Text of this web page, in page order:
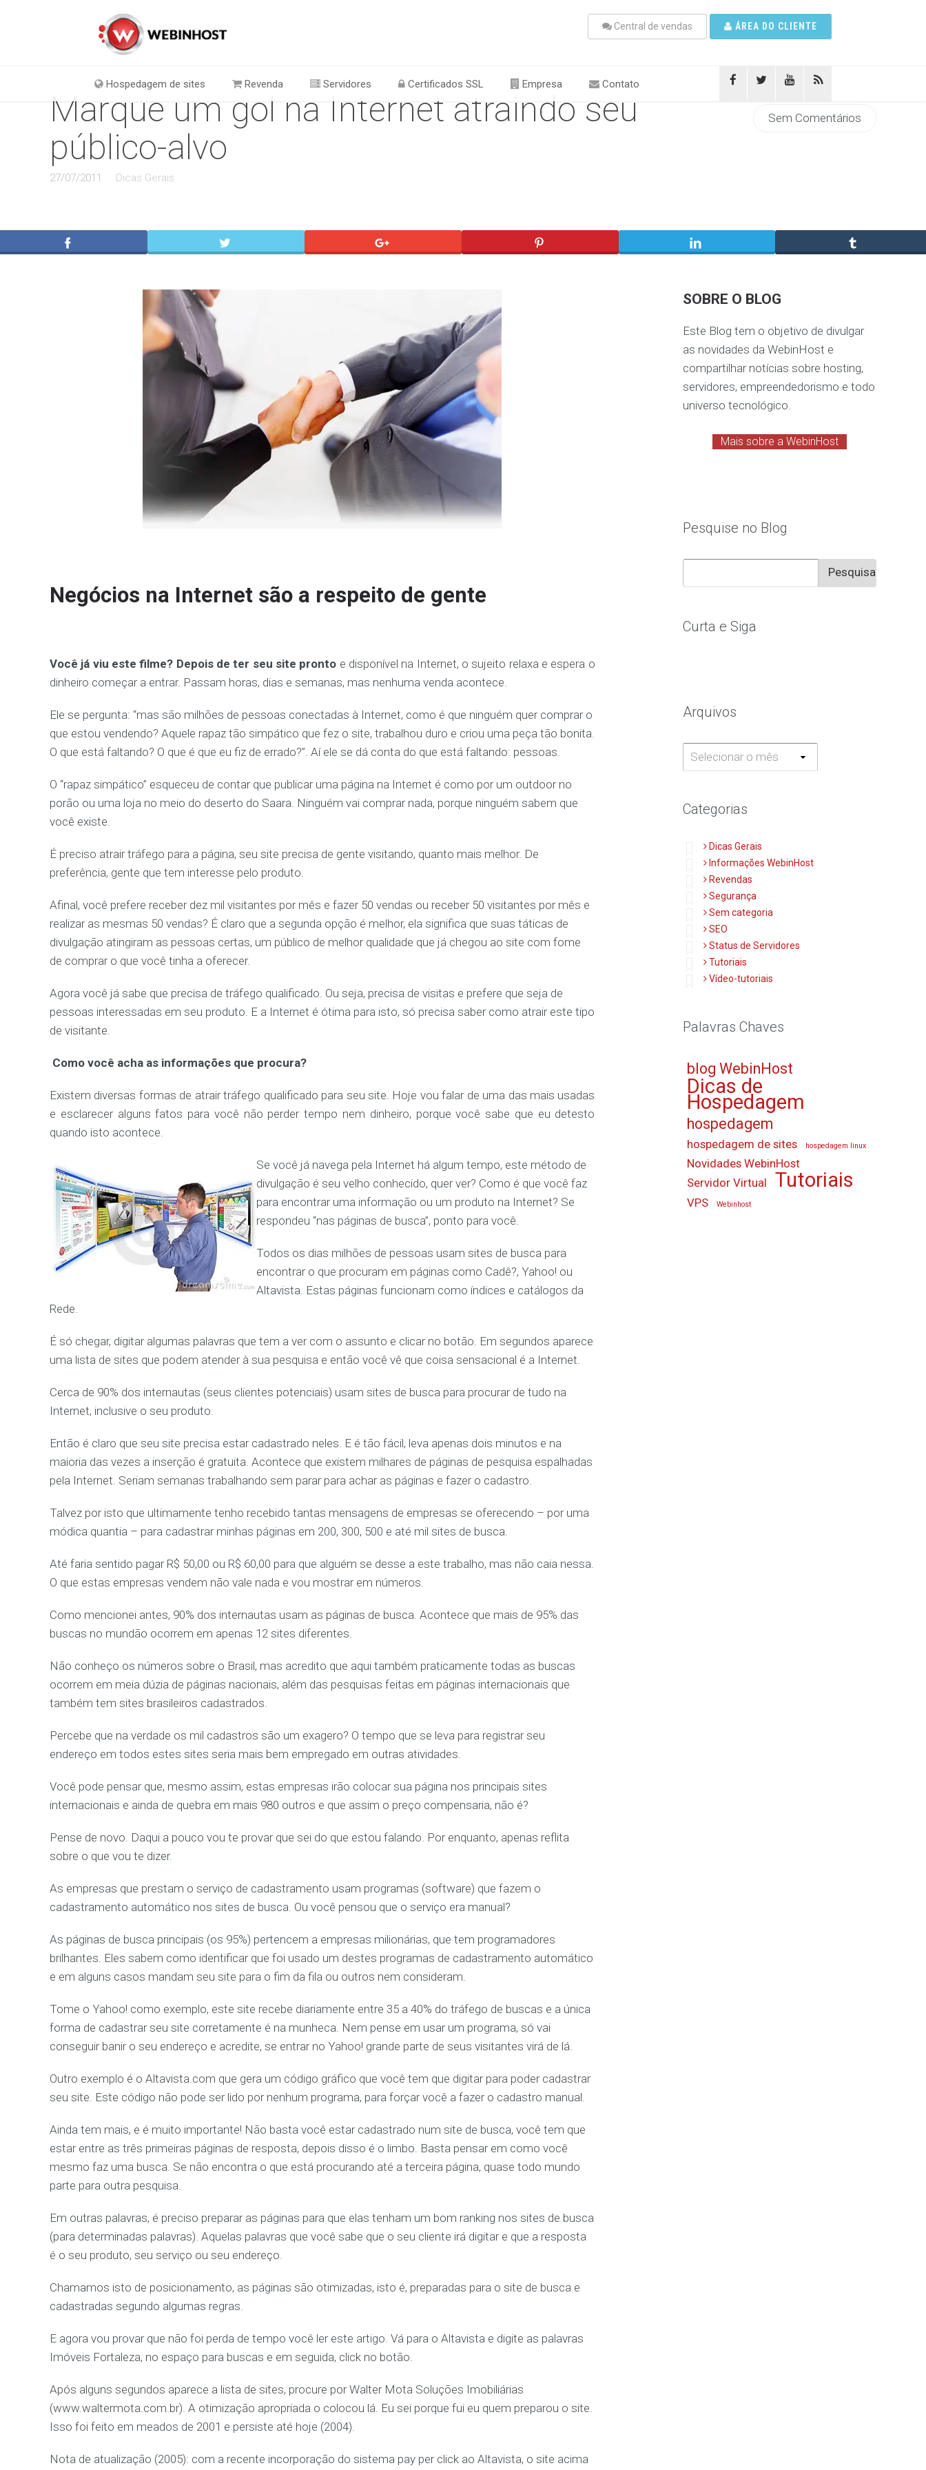
Central de vendas ÁREA DO CLIENTE
Hospedagem de sites Revenda Servidores Certificados SSL Empresa Contato
Marque um gol na Internet atraindo seu
público-alvo
27/07/2011 Dicas Gerais
Sem Comentários
Negócios na Internet são a respeito de gente
Você já viu este filme? Depois de ter seu site pronto e disponível na Internet, o sujeito relaxa e espera o
dinheiro começar a entrar. Passam horas, dias e semanas, mas nenhuma venda acontece.
Ele se pergunta: “mas são milhões de pessoas conectadas à Internet, como é que ninguém quer comprar o
que estou vendendo? Aquele rapaz tão simpático que fez o site, trabalhou duro e criou uma peça tão bonita.
O que está faltando? O que é que eu fiz de errado?”. Aí ele se dá conta do que está faltando: pessoas.
O “rapaz simpático” esqueceu de contar que publicar uma página na Internet é como por um outdoor no
porão ou uma loja no meio do deserto do Saara. Ninguém vai comprar nada, porque ninguém sabem que
você existe.
É preciso atrair tráfego para a página, seu site precisa de gente visitando, quanto mais melhor. De
preferência, gente que tem interesse pelo produto.
Afinal, você prefere receber dez mil visitantes por mês e fazer 50 vendas ou receber 50 visitantes por mês e
realizar as mesmas 50 vendas? É claro que a segunda opção é melhor, ela significa que suas táticas de
divulgação atingiram as pessoas certas, um público de melhor qualidade que já chegou ao site com fome
de comprar o que você tinha a oferecer.
Agora você já sabe que precisa de tráfego qualificado. Ou seja, precisa de visitas e prefere que seja de
pessoas interessadas em seu produto. E a Internet é ótima para isto, só precisa saber como atrair este tipo
de visitante.
Como você acha as informações que procura?
Existem diversas formas de atrair tráfego qualificado para seu site. Hoje vou falar de uma das mais usadas
e esclarecer alguns fatos para você não perder tempo nem dinheiro, porque você sabe que eu detesto
quando isto acontece.
Se você já navega pela Internet há algum tempo, este método de
divulgação é seu velho conhecido, quer ver? Como é que você faz
para encontrar uma informação ou um produto na Internet? Se
respondeu “nas páginas de busca”, ponto para você.
Todos os dias milhões de pessoas usam sites de busca para
encontrar o que procuram em páginas como Cadê?, Yahoo! ou
Altavista. Estas páginas funcionam como índices e catálogos da
Rede.
É só chegar, digitar algumas palavras que tem a ver com o assunto e clicar no botão. Em segundos aparece
uma lista de sites que podem atender à sua pesquisa e então você vê que coisa sensacional é a Internet.
Cerca de 90% dos internautas (seus clientes potenciais) usam sites de busca para procurar de tudo na
Internet, inclusive o seu produto.
Então é claro que seu site precisa estar cadastrado neles. E é tão fácil, leva apenas dois minutos e na
maioria das vezes a inserção é gratuita. Acontece que existem milhares de páginas de pesquisa espalhadas
pela Internet. Seriam semanas trabalhando sem parar para achar as páginas e fazer o cadastro.
Talvez por isto que ultimamente tenho recebido tantas mensagens de empresas se oferecendo – por uma
módica quantia – para cadastrar minhas páginas em 200, 300, 500 e até mil sites de busca.
Até faria sentido pagar R$ 50,00 ou R$ 60,00 para que alguém se desse a este trabalho, mas não caia nessa.
O que estas empresas vendem não vale nada e vou mostrar em números.
Como mencionei antes, 90% dos internautas usam as páginas de busca. Acontece que mais de 95% das
buscas no mundão ocorrem em apenas 12 sites diferentes.
Não conheço os números sobre o Brasil, mas acredito que aqui também praticamente todas as buscas
ocorrem em meia dúzia de páginas nacionais, além das pesquisas feitas em páginas internacionais que
também tem sites brasileiros cadastrados.
Percebe que na verdade os mil cadastros são um exagero? O tempo que se leva para registrar seu
endereço em todos estes sites seria mais bem empregado em outras atividades.
Você pode pensar que, mesmo assim, estas empresas irão colocar sua página nos principais sites
internacionais e ainda de quebra em mais 980 outros e que assim o preço compensaria, não é?
Pense de novo. Daqui a pouco vou te provar que sei do que estou falando. Por enquanto, apenas reflita
sobre o que vou te dizer.
As empresas que prestam o serviço de cadastramento usam programas (software) que fazem o
cadastramento automático nos sites de busca. Ou você pensou que o serviço era manual?
As páginas de busca principais (os 95%) pertencem a empresas milionárias, que tem programadores
brilhantes. Eles sabem como identificar que foi usado um destes programas de cadastramento automático
e em alguns casos mandam seu site para o fim da fila ou outros nem consideram.
Tome o Yahoo! como exemplo, este site recebe diariamente entre 35 a 40% do tráfego de buscas e a única
forma de cadastrar seu site corretamente é na munheca. Nem pense em usar um programa, só vai
conseguir banir o seu endereço e acredite, se entrar no Yahoo! grande parte de seus visitantes virá de lá.
Outro exemplo é o Altavista.com que gera um código gráfico que você tem que digitar para poder cadastrar
seu site. Este código não pode ser lido por nenhum programa, para forçar você a fazer o cadastro manual.
Ainda tem mais, e é muito importante! Não basta você estar cadastrado num site de busca, você tem que
estar entre as três primeiras páginas de resposta, depois disso é o limbo. Basta pensar em como você
mesmo faz uma busca. Se não encontra o que está procurando até a terceira página, quase todo mundo
parte para outra pesquisa.
Em outras palavras, é preciso preparar as páginas para que elas tenham um bom ranking nos sites de busca
(para determinadas palavras). Aquelas palavras que você sabe que o seu cliente irá digitar e que a resposta
é o seu produto, seu serviço ou seu endereço.
Chamamos isto de posicionamento, as páginas são otimizadas, isto é, preparadas para o site de busca e
cadastradas segundo algumas regras.
E agora vou provar que não foi perda de tempo você ler este artigo. Vá para o Altavista e digite as palavras
Imóveis Fortaleza, no espaço para buscas e em seguida, click no botão.
Após alguns segundos aparece a lista de sites, procure por Walter Mota Soluções Imobiliárias
(www.waltermota.com.br). A otimização apropriada o colocou lá. Eu sei porque fui eu quem preparou o site.
Isso foi feito em meados de 2001 e persiste até hoje (2004).
Nota de atualização (2005): com a recente incorporação do sistema pay per click ao Altavista, o site acima
SOBRE O BLOG
Este Blog tem o objetivo de divulgar
as novidades da WebinHost e
compartilhar notícias sobre hosting,
servidores, empreendedorismo e todo
universo tecnológico.
Mais sobre a WebinHost
Pesquise no Blog
por:
Curta e Siga
Arquivos
Arquivos
Categorias
Dicas Gerais
Informações WebinHost
Revendas
Segurança
Sem categoria
SEO
Status de Servidores
Tutoriais
Vídeo-tutoriais
Palavras Chaves
blog WebinHost
Dicas de
Hospedagem
hospedagem
hospedagem de sites hospedagem linux
Novidades WebinHost
Servidor Virtual
Tutoriais
VPS Webinhost